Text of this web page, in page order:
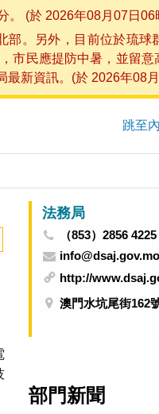
。 (於 2026年08月07日06
。另外，目前位於琉球
市民應提防中暑，並留
新資訊。(於 2026年08
跳至
法務局
（853）2856
info@dsaj.gov.mo
http://
澳門水坑尾街162
部門新聞